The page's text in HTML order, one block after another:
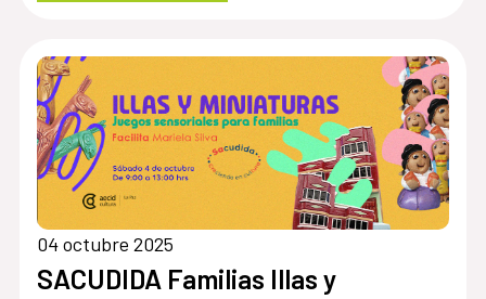
04 octubre 2025
SACUDIDA Familias Illas y